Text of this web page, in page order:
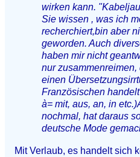
wirken kann.
Sie wissen , was ich
recherchiert,bin aber
geworden. Auch
haben mir nicht
nur
einen
Französischen
à= mit, aus, an, in
nochmal, hat daraus
deutsche Mode
Mit Verlaub, es handelt sich